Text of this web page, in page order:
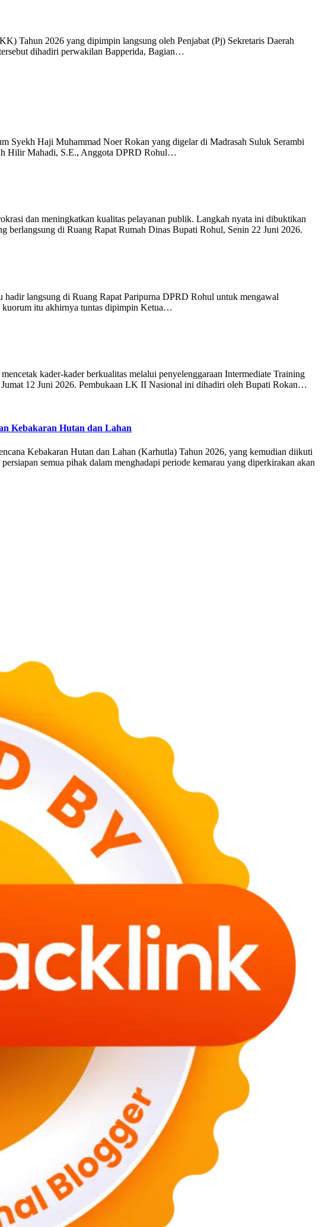
Tahun 2026 yang dipimpin langsung oleh Penjabat (Pj) Sekretaris Daerah
dihadiri perwakilan Bapperida, Bagian…
Haji Muhammad Noer Rokan yang digelar di Madrasah Suluk Serambi
Hilir Mahadi, S.E., Anggota DPRD Rohul…
dan meningkatkan kualitas pelayanan publik. Langkah nyata ini dibuktikan
berlangsung di Ruang Rapat Rumah Dinas Bupati Rohul, Senin 22 Juni 2026.
langsung di Ruang Rapat Paripurna DPRD Rohul untuk mengawal
kuorum itu akhirnya tuntas dipimpin Ketua…
kader-kader berkualitas melalui penyelenggaraan Intermediate Training
12 Juni 2026. Pembukaan LK II Nasional ini dihadiri oleh Bupati Rokan…
Kebakaran Hutan dan Lahan
Kebakaran Hutan dan Lahan (Karhutla) Tahun 2026, yang kemudian diikuti
semua pihak dalam menghadapi periode kemarau yang diperkirakan akan